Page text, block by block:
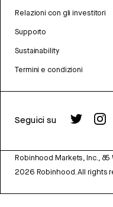
Relazioni con gli investitori
Supporto
Sustainability
Termini e condizioni
Seguici su
Robinhood Markets, Inc.,
2026 Robinhood. All rights